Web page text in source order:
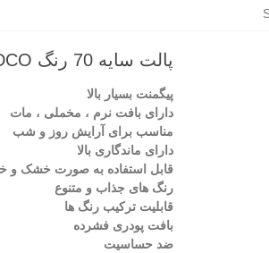
پالت سایه 70 رنگ IGOODCO مدل SUPER NUDE
پیگمنت بسیار بالا
دارای بافت نرم ، مخملی ، مات
مناسب برای آرایش روز و شب
دارای ماندگاری بالا
قابل استفاده به صورت خشک و
رنگ های جذاب و متنوع
قابلیت ترکیب رنگ ها
بافت پودری فشرده
ضد حساسیت